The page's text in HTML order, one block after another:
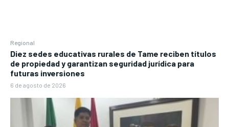
Regional
Diez sedes educativas rurales de Tame reciben títulos
de propiedad y garantizan seguridad jurídica para
futuras inversiones
6 de agosto de 2026